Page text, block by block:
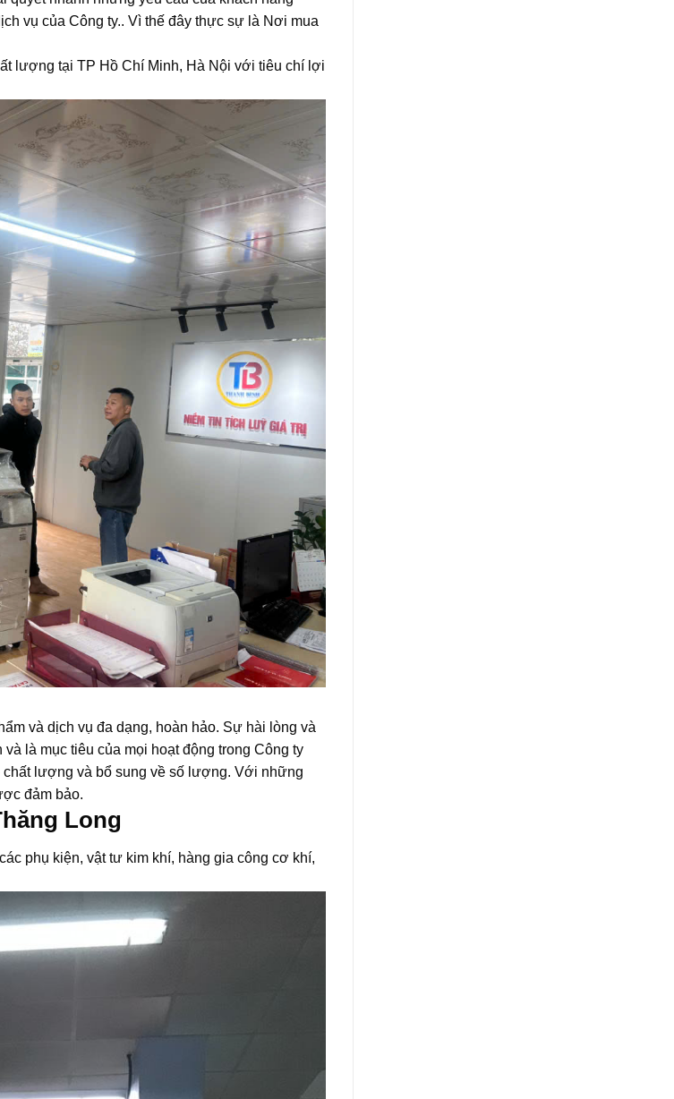
vụ của Công ty.. Vì thế đây thực sự là Nơi mua
lượng tại TP Hồ Chí Minh, Hà Nội với tiêu chí lợi
và dịch vụ đa dạng, hoàn hảo. Sự hài lòng và
là mục tiêu của mọi hoạt động trong Công ty
lượng và bổ sung về số lượng. Với những
đảm bảo.
Long
phụ kiện, vật tư kim khí, hàng gia công cơ khí,